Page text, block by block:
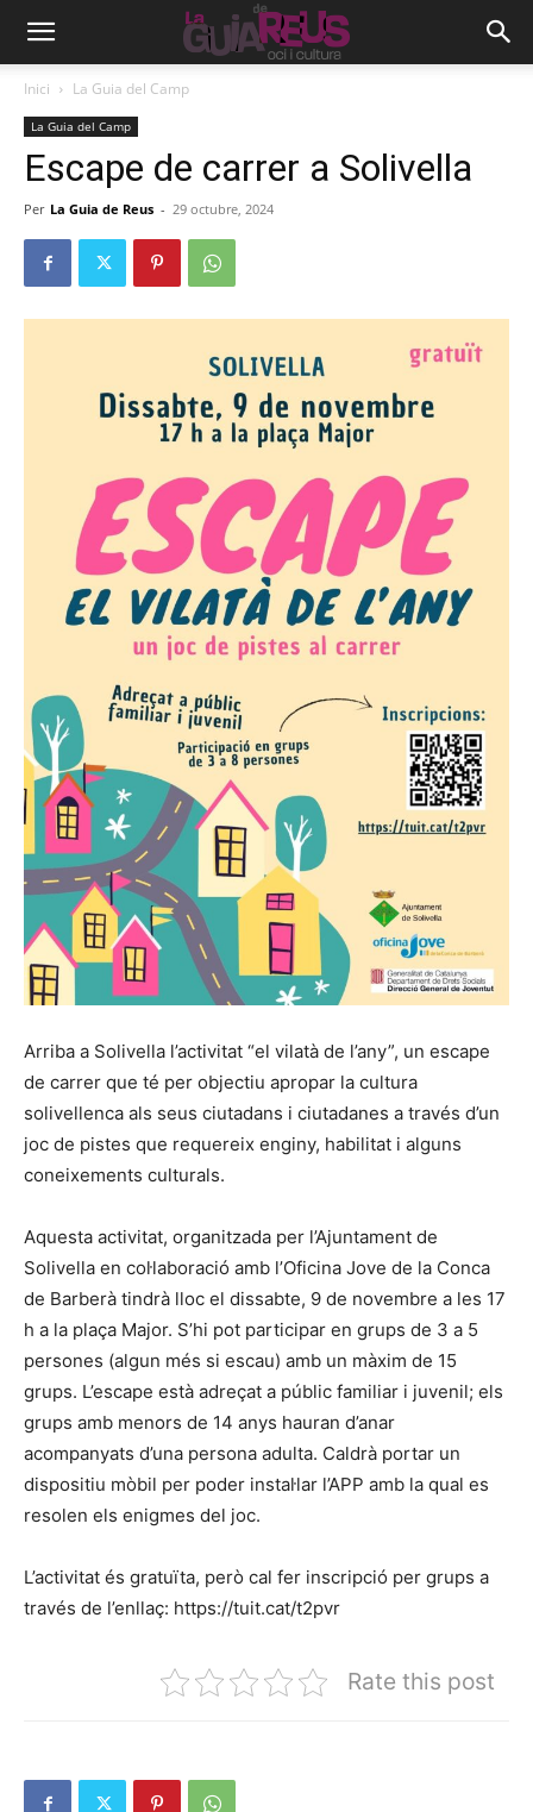
Inici La Guia del Camp
La Guia del Camp
Escape de carrer a Solivella
Per La Guia de Reus - 29 octubre, 2024
Arriba a Solivella l’activitat “el vilatà de l’any”, un escape
de carrer que té per objectiu apropar la cultura
solivellenca als seus ciutadans i ciutadanes a través d’un
joc de pistes que requereix enginy, habilitat i alguns
coneixements culturals.
Aquesta activitat, organitzada per l’Ajuntament de
Solivella en col·laboració amb l’Oficina Jove de la Conca
de Barberà tindrà lloc el dissabte, 9 de novembre a les 17
h a la plaça Major. S’hi pot participar en grups de 3 a 5
persones (algun més si escau) amb un màxim de 15
grups. L’escape està adreçat a públic familiar i juvenil; els
grups amb menors de 14 anys hauran d’anar
acompanyats d’una persona adulta. Caldrà portar un
dispositiu mòbil per poder instal·lar l’APP amb la qual es
resolen els enigmes del joc.
L’activitat és gratuïta, però cal fer inscripció per grups a
través de l’enllaç: https://tuit.cat/t2pvr
Rate this post